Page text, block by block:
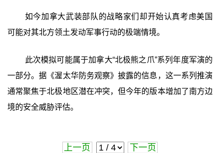
如今加拿大武装部队的战略家们却开始认真考虑美国
可能对其北方领土发动军事行动的极端情境。
此次模拟可能属于加拿大“北极熊之爪”系列年度军演的
一部分。据《渥太华防务观察》披露的信息，这一系列推演
通常聚焦于北极地区潜在冲突，但今年的版本增加了南方边
境的安全威胁评估。
上一页 下一页